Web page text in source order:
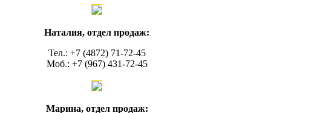
Наталия, отдел продаж:
Тел.: +7 (4872) 71-72-45
Моб.: +7 (967) 431-72-45
Марина, отдел продаж: